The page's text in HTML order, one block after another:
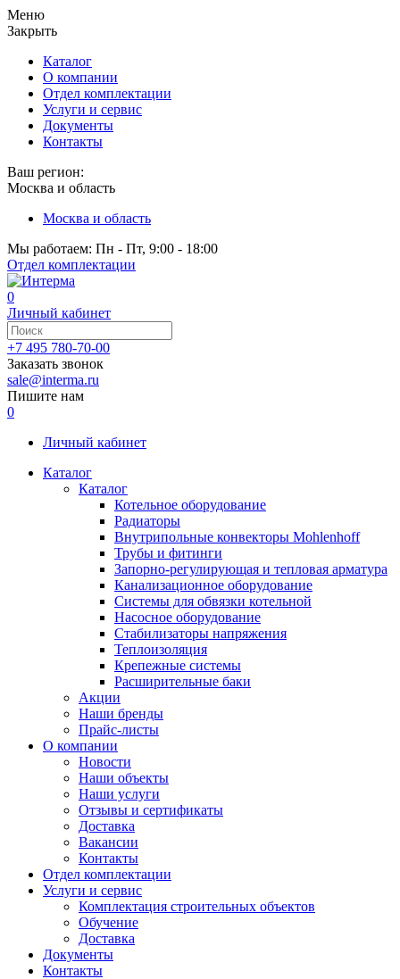
Меню
Закрыть
Каталог
О компании
Отдел комплектации
Услуги и сервис
Документы
Контакты
Ваш регион:
Москва и область
Москва и область
Мы работаем: Пн - Пт, 9:00 - 18:00
Отдел комплектации
0
Личный кабинет
+7 495 780-70-00
Заказать звонок
sale@interma.ru
Пишите нам
0
Личный кабинет
Каталог
Каталог
Котельное оборудование
Радиаторы
Внутрипольные конвекторы Mohlenhoff
Трубы и фитинги
Запорно-регулирующая и тепловая арматура
Канализационное оборудование
Системы для обвязки котельной
Насосное оборудование
Стабилизаторы напряжения
Теплоизоляция
Крепежные системы
Расширительные баки
Акции
Наши бренды
Прайс-листы
О компании
Новости
Наши объекты
Наши услуги
Отзывы и сертификаты
Доставка
Вакансии
Контакты
Отдел комплектации
Услуги и сервис
Комплектация строительных объектов
Обучение
Доставка
Документы
Контакты